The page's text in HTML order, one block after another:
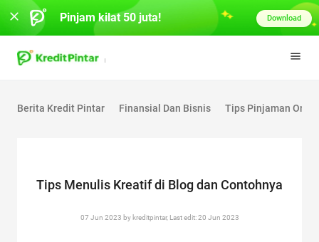
Berita Kredit Pintar Finansial Dan Bisnis Tips Pinjaman
Tips Menulis Kreatif di Blog dan Contohnya
07 Jun 2023 by kreditpintar, Last edit: 20 Jun 2023
Pinjam kilat 50 juta! Download